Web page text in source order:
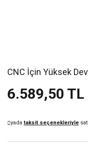
CNC İçin Yüksek
6.589,50
yada taksit seçenekleriyle